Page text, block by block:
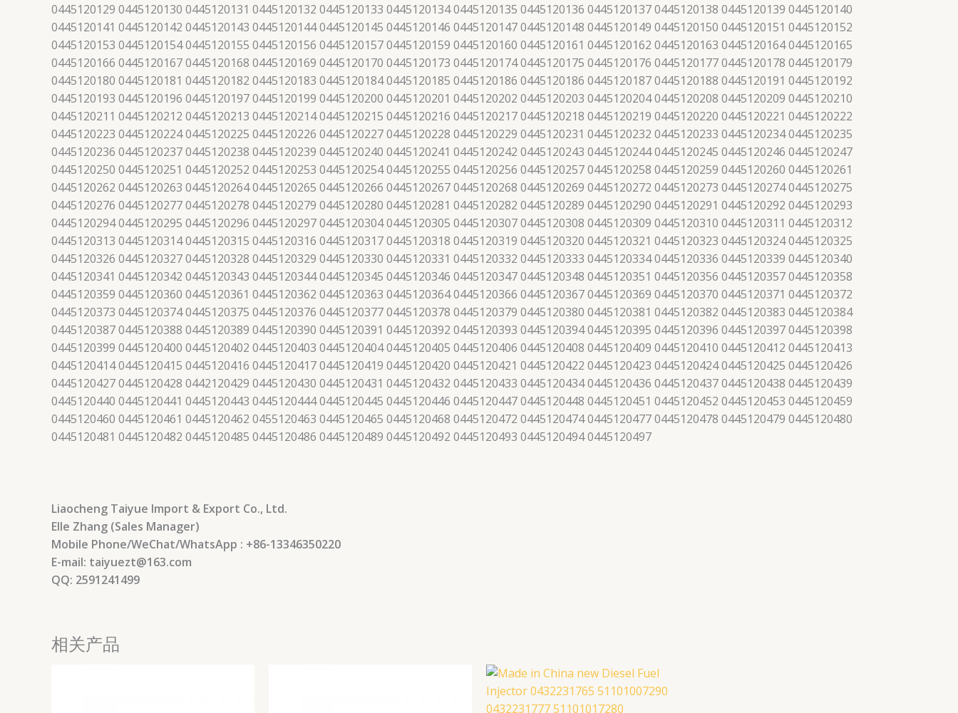
0445120129 0445120130 0445120131 0445120132 0445120133 0445120134 0445120135 0445120136 0445120137 0445120138 0445120139 0445120140
0445120141 0445120142 0445120143 0445120144 0445120145 0445120146 0445120147 0445120148 0445120149 0445120150 0445120151 0445120152
0445120153 0445120154 0445120155 0445120156 0445120157 0445120159 0445120160 0445120161 0445120162 0445120163 0445120164 0445120165
0445120166 0445120167 0445120168 0445120169 0445120170 0445120173 0445120174 0445120175 0445120176 0445120177 0445120178 0445120179
0445120180 0445120181 0445120182 0445120183 0445120184 0445120185 0445120186 0445120186 0445120187 0445120188 0445120191 0445120192
0445120193 0445120196 0445120197 0445120199 0445120200 0445120201 0445120202 0445120203 0445120204 0445120208 0445120209 0445120210
0445120211 0445120212 0445120213 0445120214 0445120215 0445120216 0445120217 0445120218 0445120219 0445120220 0445120221 0445120222
0445120223 0445120224 0445120225 0445120226 0445120227 0445120228 0445120229 0445120231 0445120232 0445120233 0445120234 0445120235
0445120236 0445120237 0445120238 0445120239 0445120240 0445120241 0445120242 0445120243 0445120244 0445120245 0445120246 0445120247
0445120250 0445120251 0445120252 0445120253 0445120254 0445120255 0445120256 0445120257 0445120258 0445120259 0445120260 0445120261
0445120262 0445120263 0445120264 0445120265 0445120266 0445120267 0445120268 0445120269 0445120272 0445120273 0445120274 0445120275
0445120276 0445120277 0445120278 0445120279 0445120280 0445120281 0445120282 0445120289 0445120290 0445120291 0445120292 0445120293
0445120294 0445120295 0445120296 0445120297 0445120304 0445120305 0445120307 0445120308 0445120309 0445120310 0445120311 0445120312
0445120313 0445120314 0445120315 0445120316 0445120317 0445120318 0445120319 0445120320 0445120321 0445120323 0445120324 0445120325
0445120326 0445120327 0445120328 0445120329 0445120330 0445120331 0445120332 0445120333 0445120334 0445120336 0445120339 0445120340
0445120341 0445120342 0445120343 0445120344 0445120345 0445120346 0445120347 0445120348 0445120351 0445120356 0445120357 0445120358
0445120359 0445120360 0445120361 0445120362 0445120363 0445120364 0445120366 0445120367 0445120369 0445120370 0445120371 0445120372
0445120373 0445120374 0445120375 0445120376 0445120377 0445120378 0445120379 0445120380 0445120381 0445120382 0445120383 0445120384
0445120387 0445120388 0445120389 0445120390 0445120391 0445120392 0445120393 0445120394 0445120395 0445120396 0445120397 0445120398
0445120399 0445120400 0445120402 0445120403 0445120404 0445120405 0445120406 0445120408 0445120409 0445120410 0445120412 0445120413
0445120414 0445120415 0445120416 0445120417 0445120419 0445120420 0445120421 0445120422 0445120423 0445120424 0445120425 0445120426
0445120427 0445120428 0442120429 0445120430 0445120431 0445120432 0445120433 0445120434 0445120436 0445120437 0445120438 0445120439
0445120440 0445120441 0445120443 0445120444 0445120445 0445120446 0445120447 0445120448 0445120451 0445120452 0445120453 0445120459
0445120460 0445120461 0445120462 0455120463 0445120465 0445120468 0445120472 0445120474 0445120477 0445120478 0445120479 0445120480
0445120481 0445120482 0445120485 0445120486 0445120489 0445120492 0445120493 0445120494 0445120497
Liaocheng Taiyue Import & Export Co., Ltd.
Elle Zhang (Sales Manager)
Mobile Phone/WeChat/WhatsApp : +86-13346350220
E-mail: taiyuezt@163.com
QQ: 2591241499
相关产品